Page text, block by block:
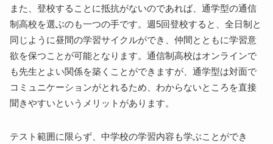
また、登校することに抵抗がないのであれば、通学型の通信
制高校を選ぶのも一つの手です。週5回登校すると、全日制と
同じように昼間の学習サイクルができ、仲間とともに学習意
欲を保つことが可能となります。通信制高校はオンラインで
も先生とよい関係を築くことができますが、通学型は対面で
コミュニケーションがとれるため、わからないところを直接
聞きやすいというメリットがあります。
テスト範囲に限らず、中学校の学習内容も学ぶことができ